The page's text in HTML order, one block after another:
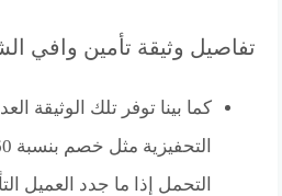
تفاصيل وثيقة تأمين وافي
كما بينا توفر تلك الوثيقة
التحمل إذا ما جدد العميل